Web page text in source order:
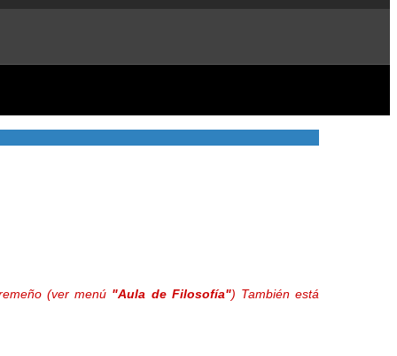
(ver menú "Aula de Filosofía") También está